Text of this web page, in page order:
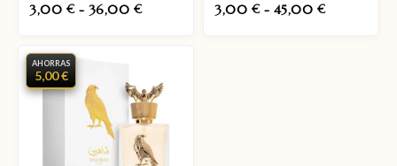
3,00 € - 36,00 € 3,00 € - 45,00 €
AHORRAS
5,00 €